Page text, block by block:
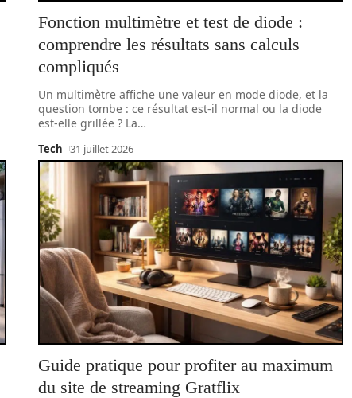
Fonction multimètre et test de diode :
comprendre les résultats sans calculs
compliqués
Un multimètre affiche une valeur en mode diode, et la
question tombe : ce résultat est-il normal ou la diode
est-elle grillée ? La…
Tech 31 juillet 2026
Guide pratique pour profiter au maximum
du site de streaming Gratflix